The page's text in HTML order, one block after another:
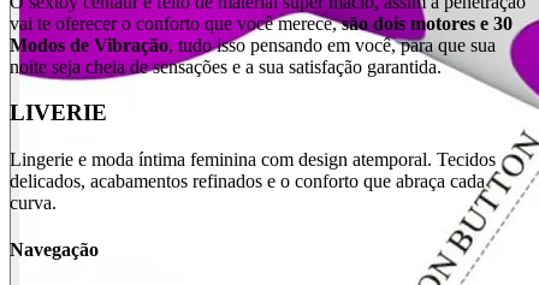
vai te oferecer o conforto que você merece,são dois motores e 30
Modos de Vibração, tudo isso pensando em você, para que sua
noite seja cheia de sensações e a sua satisfação garantida.
LIVERIE
Lingerie e moda íntima feminina com design atemporal. Tecidos
delicados, acabamentos refinados e o conforto que abraça cada
curva.
Navegação